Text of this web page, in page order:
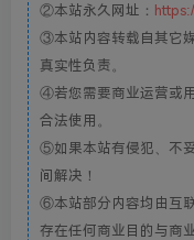
②本站永久网址：
③本站内容转载自其它
真实性负责。
④若您需要商业运营或
合法使用。
⑤如果本站有侵犯、不
间解决！
⑥本站部分内容均由互
存在任何商业目的与商